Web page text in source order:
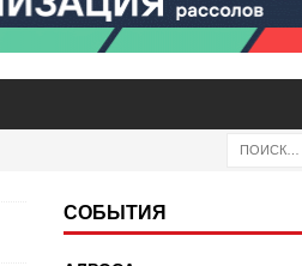
СОБЫТИЯ